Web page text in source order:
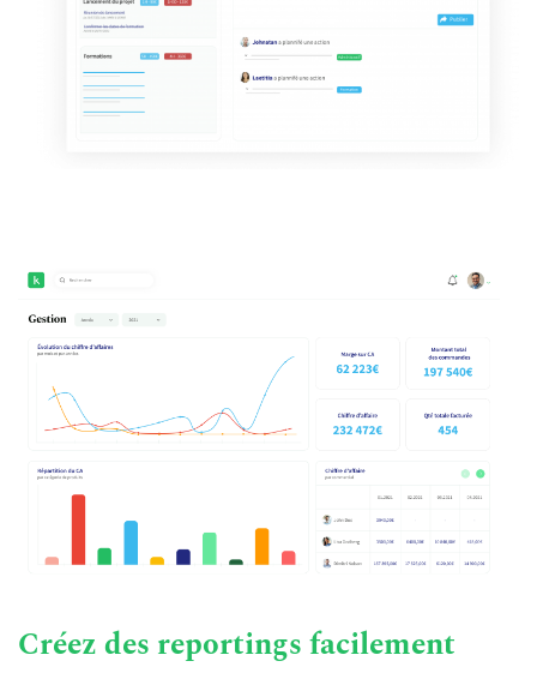
Créez des reportings facilement